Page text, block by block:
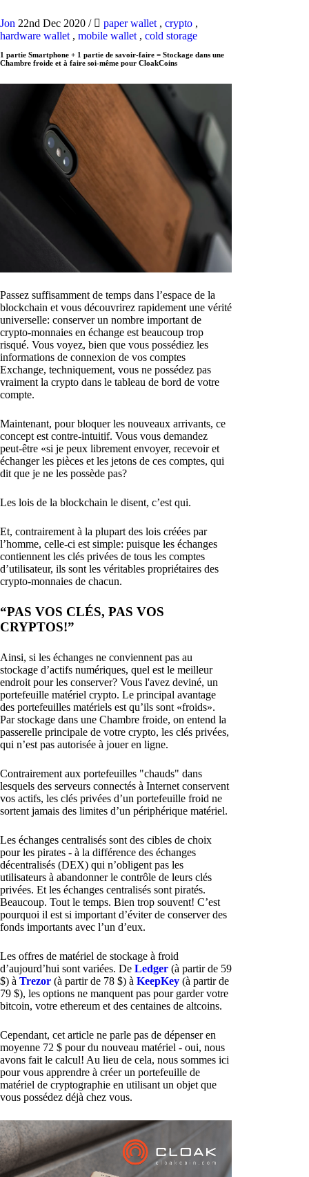
Jon 22nd Dec 2020 / paper wallet , crypto ,
hardware wallet , mobile wallet , cold storage
1 partie Smartphone + 1 partie de savoir-faire = Stockage dans une
Chambre froide et à faire soi-même pour CloakCoins
Passez suffisamment de temps dans l’espace de la
blockchain et vous découvrirez rapidement une vérité
universelle: conserver un nombre important de
crypto-monnaies en échange est beaucoup trop
risqué. Vous voyez, bien que vous possédiez les
informations de connexion de vos comptes
Exchange, techniquement, vous ne possédez pas
vraiment la crypto dans le tableau de bord de votre
compte.
Maintenant, pour bloquer les nouveaux arrivants, ce
concept est contre-intuitif. Vous vous demandez
peut-être «si je peux librement envoyer, recevoir et
échanger les pièces et les jetons de ces comptes, qui
dit que je ne les possède pas?
Les lois de la blockchain le disent, c’est qui.
Et, contrairement à la plupart des lois créées par
l’homme, celle-ci est simple: puisque les échanges
contiennent les clés privées de tous les comptes
d’utilisateur, ils sont les véritables propriétaires des
crypto-monnaies de chacun.
“PAS VOS CLÉS, PAS VOS
CRYPTOS!”
Ainsi, si les échanges ne conviennent pas au
stockage d’actifs numériques, quel est le meilleur
endroit pour les conserver? Vous l'avez deviné, un
portefeuille matériel crypto. Le principal avantage
des portefeuilles matériels est qu’ils sont «froids».
Par stockage dans une Chambre froide, on entend la
passerelle principale de votre crypto, les clés privées,
qui n’est pas autorisée à jouer en ligne.
Contrairement aux portefeuilles "chauds" dans
lesquels des serveurs connectés à Internet conservent
vos actifs, les clés privées d’un portefeuille froid ne
sortent jamais des limites d’un périphérique matériel.
Les échanges centralisés sont des cibles de choix
pour les pirates - à la différence des échanges
décentralisés (DEX) qui n’obligent pas les
utilisateurs à abandonner le contrôle de leurs clés
privées. Et les échanges centralisés sont piratés.
Beaucoup. Tout le temps. Bien trop souvent! C’est
pourquoi il est si important d’éviter de conserver des
fonds importants avec l’un d’eux.
Les offres de matériel de stockage à froid
d’aujourd’hui sont variées. De Ledger (à partir de 59
$) à Trezor (à partir de 78 $) à KeepKey (à partir de
79 $), les options ne manquent pas pour garder votre
bitcoin, votre ethereum et des centaines de altcoins.
Cependant, cet article ne parle pas de dépenser en
moyenne 72 $ pour du nouveau matériel - oui, nous
avons fait le calcul! Au lieu de cela, nous sommes ici
pour vous apprendre à créer un portefeuille de
matériel de cryptographie en utilisant un objet que
vous possédez déjà chez vous.